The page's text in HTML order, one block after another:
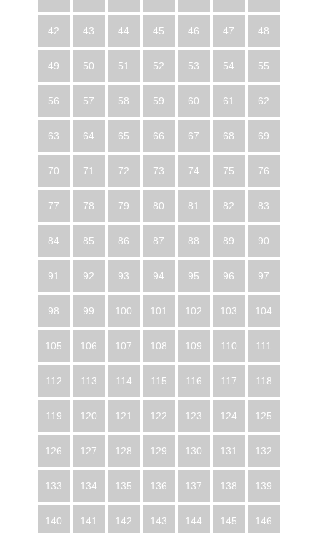
42 43 44 45 46 47 48
49 50 51 52 53 54 55
56 57 58 59 60 61 62
63 64 65 66 67 68 69
70 71 72 73 74 75 76
77 78 79 80 81 82 83
84 85 86 87 88 89 90
91 92 93 94 95 96 97
98 99 100 101 102 103 104
105 106 107 108 109 110 111
112 113 114 115 116 117 118
119 120 121 122 123 124 125
126 127 128 129 130 131 132
133 134 135 136 137 138 139
140 141 142 143 144 145 146